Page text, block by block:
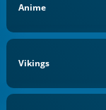
Anime
Vikings